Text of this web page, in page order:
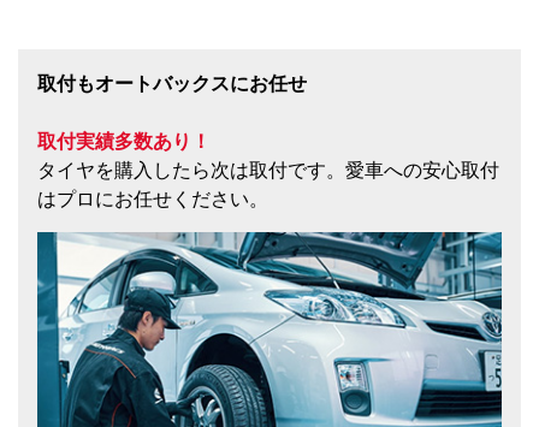
取付もオートバックスにお任せ
取付実績多数あり！
タイヤを購入したら次は取付です。愛車への安心取付
はプロにお任せください。